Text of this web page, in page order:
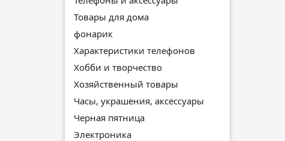
Товары для дома
фонарик
Характеристики телефонов
Хобби и творчество
Хозяйственный товары
Часы, украшения, аксессуары
Черная пятница
Электроника